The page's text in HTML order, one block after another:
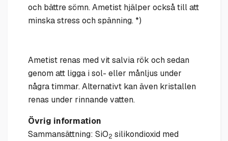
och bättre sömn. Ametist hjälper också till att
minska stress och spänning. *)
Ametist renas med vit salvia rök och sedan
genom att ligga i sol- eller månljus under
några timmar. Alternativt kan även kristallen
renas under rinnande vatten.
Övrig information
Sammansättning: SiO2 silikondioxid med